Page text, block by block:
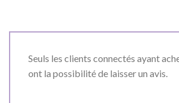
Seuls les clients connectés ayant
ont la possibilité de laisser un avis.